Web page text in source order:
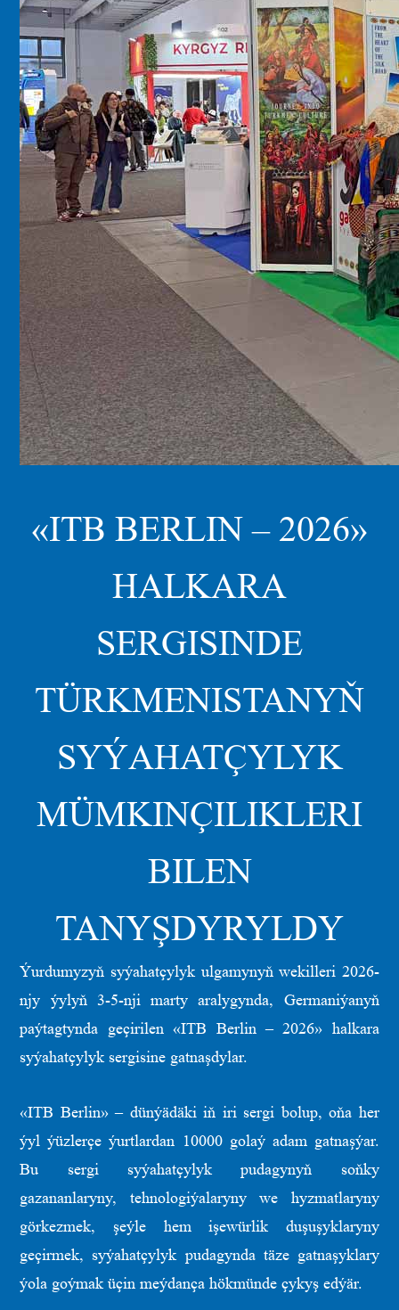
«ITB BERLIN – 2026»
HALKARA
SERGISINDE
TÜRKMENISTANYŇ
SYÝAHATÇYLYK
MÜMKINÇILIKLERI
BILEN
TANYŞDYRYLDY
Ýurdumyzyň syýahatçylyk ulgamynyň wekilleri 2026-
njy ýylyň 3-5-nji marty aralygynda, Germaniýanyň
paýtagtynda geçirilen «ITB Berlin – 2026» halkara
syýahatçylyk sergisine gatnaşdylar.
«ITB Berlin» – dünýädäki iň iri sergi bolup, oňa her
ýyl ýüzlerçe ýurtlardan 10000 golaý adam gatnaşýar.
Bu sergi syýahatçylyk pudagynyň soňky
gazananlaryny, tehnologiýalaryny we hyzmatlaryny
görkezmek, şeýle hem işewürlik duşuşyklaryny
geçirmek, syýahatçylyk pudagynda täze gatnaşyklary
ýola goýmak üçin meýdança hökmünde çykyş edýär.